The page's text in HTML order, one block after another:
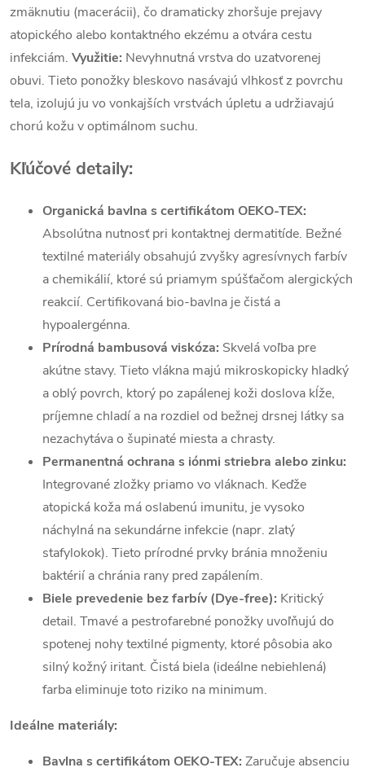
zmäknutiu (macerácii), čo dramaticky zhoršuje prejavy
atopického alebo kontaktného ekzému a otvára cestu
infekciám. Využitie: Nevyhnutná vrstva do uzatvorenej
obuvi. Tieto ponožky bleskovo nasávajú vlhkosť z povrchu
tela, izolujú ju vo vonkajších vrstvách úpletu a udržiavajú
chorú kožu v optimálnom suchu.
Kľúčové detaily:
Organická bavlna s certifikátom OEKO-TEX:
Absolútna nutnosť pri kontaktnej dermatitíde. Bežné
textilné materiály obsahujú zvyšky agresívnych farbív
a chemikálií, ktoré sú priamym spúšťačom alergických
reakcií. Certifikovaná bio-bavlna je čistá a
hypoalergénna.
Prírodná bambusová viskóza: Skvelá voľba pre
akútne stavy. Tieto vlákna majú mikroskopicky hladký
a oblý povrch, ktorý po zapálenej koži doslova kĺže,
príjemne chladí a na rozdiel od bežnej drsnej látky sa
nezachytáva o šupinaté miesta a chrasty.
Permanentná ochrana s iónmi striebra alebo zinku:
Integrované zložky priamo vo vláknach. Keďže
atopická koža má oslabenú imunitu, je vysoko
náchylná na sekundárne infekcie (napr. zlatý
stafylokok). Tieto prírodné prvky bránia množeniu
baktérií a chránia rany pred zapálením.
Biele prevedenie bez farbív (Dye-free): Kritický
detail. Tmavé a pestrofarebné ponožky uvoľňujú do
spotenej nohy textilné pigmenty, ktoré pôsobia ako
silný kožný iritant. Čistá biela (ideálne nebiehlená)
farba eliminuje toto riziko na minimum.
Ideálne materiály:
Bavlna s certifikátom OEKO-TEX: Zaručuje absenciu